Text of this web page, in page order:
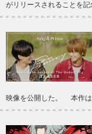
がリリースされることを
映像を公開した。 本作